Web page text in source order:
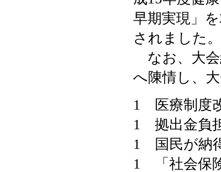
早期実現」
されました。
なお、大会
へ陳情し、
1 医療制度
1 拠出金負
1 国民が納
1 「社会保